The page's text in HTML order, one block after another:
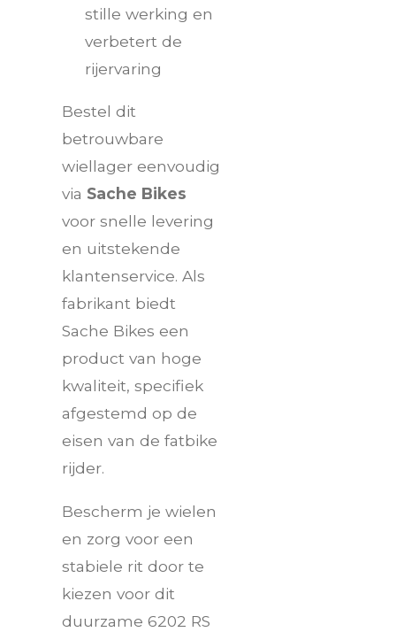
stille werking en
verbetert de
rijervaring
Bestel dit
betrouwbare
wiellager eenvoudig
via Sache Bikes
voor snelle levering
en uitstekende
klantenservice. Als
fabrikant biedt
Sache Bikes een
product van hoge
kwaliteit, specifiek
afgestemd op de
eisen van de fatbike
rijder.
Bescherm je wielen
en zorg voor een
stabiele rit door te
kiezen voor dit
duurzame 6202 RS